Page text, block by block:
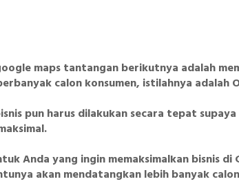
maps tantangan berikutnya adalah
calon konsumen, istilahnya adalah
pun harus dilakukan secara tepat
Anda yang ingin memaksimalkan bisnis
akan mendatangkan lebih banyak